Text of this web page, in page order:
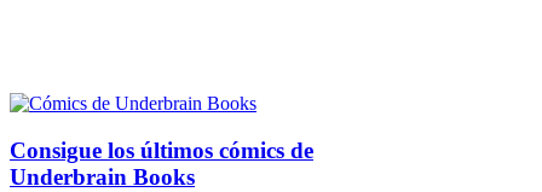
Consigue los últimos cómics de
Underbrain Books